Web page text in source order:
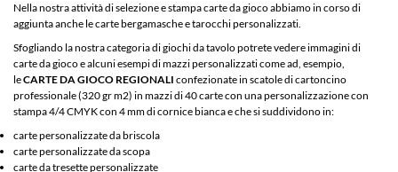
antibaro
distinti, ciascuno
progettato per offrire
un'esperienza di
lettura unica
Nella nostra attività di selezione e stampa carte da gioco abbiamo in corso di
aggiunta anche le carte bergamasche e tarocchi personalizzati.
Sfogliando la nostra categoria di giochi da tavolo potrete vedere immagini di
carte da gioco e alcuni esempi di mazzi personalizzati come ad, esempio,
leCARTE DA GIOCO REGIONALI confezionate in scatole di cartoncino
professionale (320 gr m2) in mazzi di 40 carte con una personalizzazione con
stampa 4/4 CMYK con 4 mm di cornice bianca e che si suddividono in:
carte personalizzate da briscola
carte personalizzate da scopa
carte da tresette personalizzate